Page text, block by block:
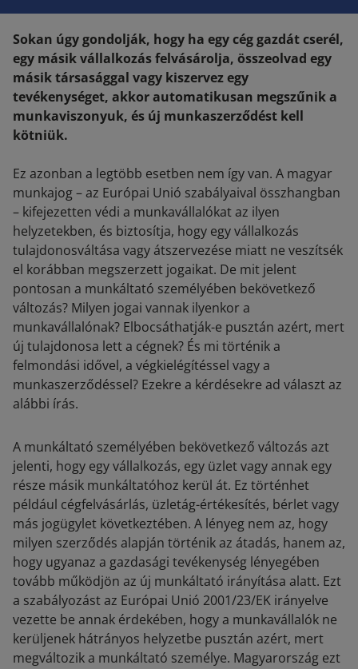
Sokan úgy gondolják, hogy ha egy cég gazdát cserél,
egy másik vállalkozás felvásárolja, összeolvad egy
másik társasággal vagy kiszervez egy
tevékenységet, akkor automatikusan megszűnik a
munkaviszonyuk, és új munkaszerződést kell
kötniük.
Ez azonban a legtöbb esetben nem így van. A magyar
munkajog – az Európai Unió szabályaival összhangban
– kifejezetten védi a munkavállalókat az ilyen
helyzetekben, és biztosítja, hogy egy vállalkozás
tulajdonosváltása vagy átszervezése miatt ne veszítsék
el korábban megszerzett jogaikat. De mit jelent
pontosan a munkáltató személyében bekövetkező
változás? Milyen jogai vannak ilyenkor a
munkavállalónak? Elbocsáthatják-e pusztán azért, mert
új tulajdonosa lett a cégnek? És mi történik a
felmondási idővel, a végkielégítéssel vagy a
munkaszerződéssel? Ezekre a kérdésekre ad választ az
alábbi írás.
A munkáltató személyében bekövetkező változás azt
jelenti, hogy egy vállalkozás, egy üzlet vagy annak egy
része másik munkáltatóhoz kerül át. Ez történhet
például cégfelvásárlás, üzletág-értékesítés, bérlet vagy
más jogügylet következtében. A lényeg nem az, hogy
milyen szerződés alapján történik az átadás, hanem az,
hogy ugyanaz a gazdasági tevékenység lényegében
tovább működjön az új munkáltató irányítása alatt. Ezt
a szabályozást az Európai Unió 2001/23/EK irányelve
vezette be annak érdekében, hogy a munkavállalók ne
kerüljenek hátrányos helyzetbe pusztán azért, mert
megváltozik a munkáltató személye. Magyarország ezt